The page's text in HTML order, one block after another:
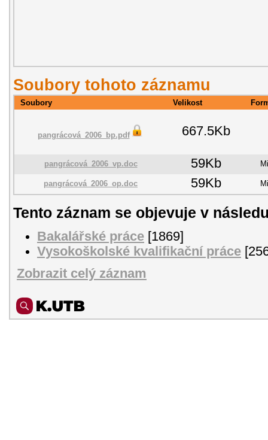
Soubory tohoto záznamu
Soubory Velikost
pangrácová_2006_bp.pdf 667.5Kb
pangrácová_2006_vp.doc 59Kb
pangrácová_2006_op.doc 59Kb
Tento záznam se objevuje v
Bakalářské práce [1869]
Vysokoškolské kvalifikační práce
Zobrazit celý záznam